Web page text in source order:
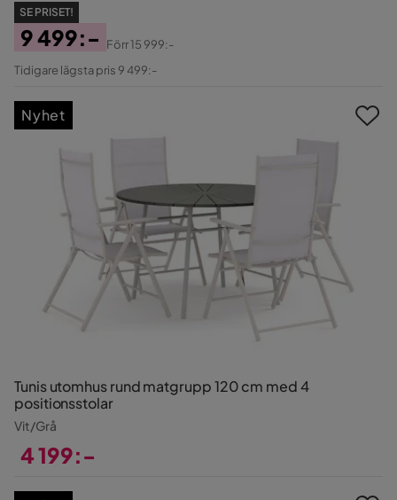
SE PRISET!
Pris
9 499:-
Original
Förr15 999:-
Tidigare lägsta pris 9 499:-
Tunis utomhus rund matgrupp 120 cm med 4
positionsstolar
Vit/Grå
4 199:-
Nyhet